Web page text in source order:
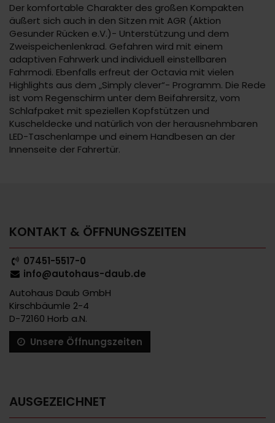
Der komfortable Charakter des großen Kompakten
äußert sich auch in den Sitzen mit AGR (Aktion
Gesunder Rücken e.V.)- Unterstützung und dem
Zweispeichenlenkrad. Gefahren wird mit einem
adaptiven Fahrwerk und individuell einstellbaren
Fahrmodi. Ebenfalls erfreut der Octavia mit vielen
Highlights aus dem „Simply clever“- Programm. Die Rede
ist vom Regenschirm unter dem Beifahrersitz, vom
Schlafpaket mit speziellen Kopfstützen und
Kuscheldecke und natürlich von der herausnehmbaren
LED-Taschenlampe und einem Handbesen an der
Innenseite der Fahrertür.
KONTAKT & ÖFFNUNGSZEITEN
07451-5517-0
info@autohaus-daub.de
Autohaus Daub GmbH
Kirschbäumle 2-4
D-72160 Horb a.N.
Unsere Öffnungszeiten
AUSGEZEICHNET